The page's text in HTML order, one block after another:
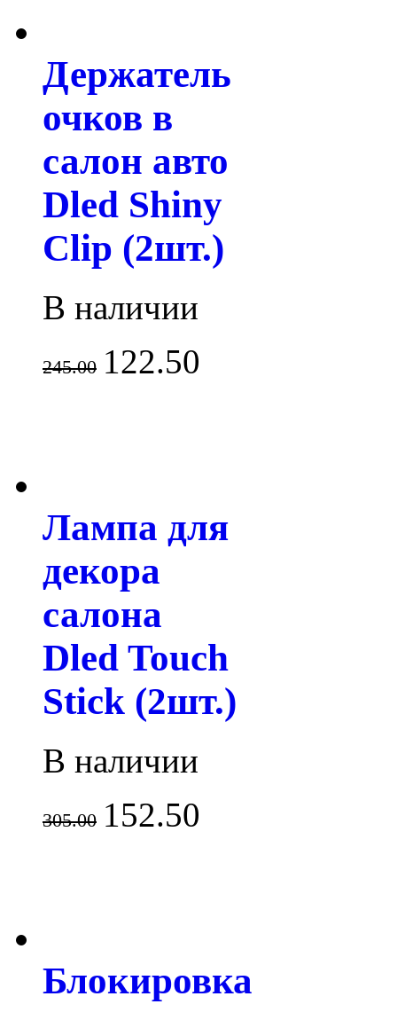
Держатель
очков в
салон авто
Dled Shiny
Clip (2шт.)
В наличии
245.00 122.50
Лампа для
декора
салона
Dled Touch
Stick (2шт.)
В наличии
305.00 152.50
Блокировка